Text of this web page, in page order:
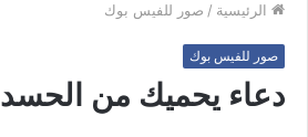
الرئيسية / صور للفيس بوك
صور للفيس بوك
دعاء يحميك من الحسد